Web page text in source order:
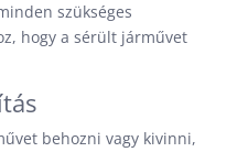
szükséges
hogy a sérült járművet
behozni vagy kivinni,